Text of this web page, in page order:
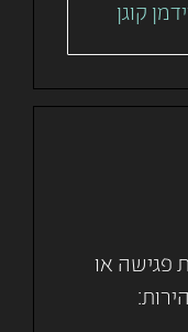
קוגן
פגישה או